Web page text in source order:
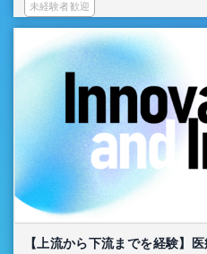
未経験者歓迎
【上流から下流までを経験】